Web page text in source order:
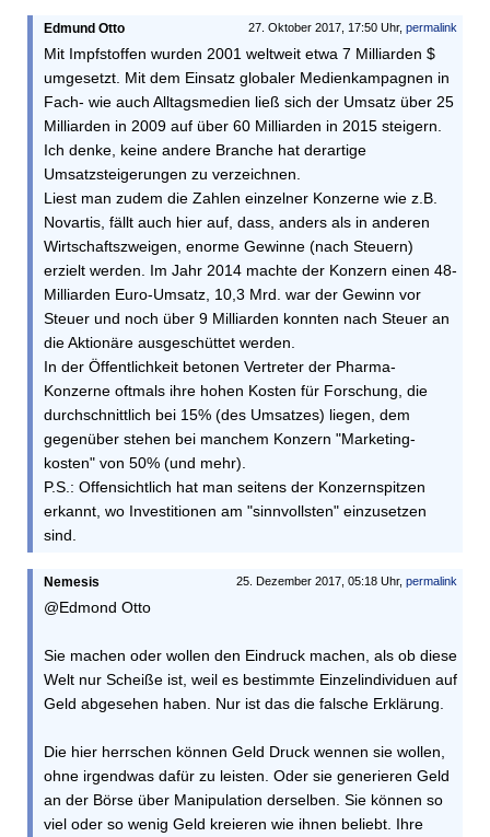
27. Oktober 2017, 17:50 Uhr, permalink
Edmund Otto
Mit Impfstoffen wurden 2001 weltweit etwa 7 Milliarden $
umgesetzt. Mit dem Einsatz globaler Medienkampagnen in
Fach- wie auch Alltagsmedien ließ sich der Umsatz über 25
Milliarden in 2009 auf über 60 Milliarden in 2015 steigern.
Ich denke, keine andere Branche hat derartige
Umsatzsteigerungen zu verzeichnen.
Liest man zudem die Zahlen einzelner Konzerne wie z.B.
Novartis, fällt auch hier auf, dass, anders als in anderen
Wirtschaftszweigen, enorme Gewinne (nach Steuern)
erzielt werden. Im Jahr 2014 machte der Konzern einen 48-
Milliarden Euro-Umsatz, 10,3 Mrd. war der Gewinn vor
Steuer und noch über 9 Milliarden konnten nach Steuer an
die Aktionäre ausgeschüttet werden.
In der Öffentlichkeit betonen Vertreter der Pharma-
Konzerne oftmals ihre hohen Kosten für Forschung, die
durchschnittlich bei 15% (des Umsatzes) liegen, dem
gegenüber stehen bei manchem Konzern "Marketing-
kosten" von 50% (und mehr).
P.S.: Offensichtlich hat man seitens der Konzernspitzen
erkannt, wo Investitionen am "sinnvollsten" einzusetzen
sind.
25. Dezember 2017, 05:18 Uhr, permalink
Nemesis
@Edmond Otto
Sie machen oder wollen den Eindruck machen, als ob diese
Welt nur Scheiße ist, weil es bestimmte Einzelindividuen auf
Geld abgesehen haben. Nur ist das die falsche Erklärung.
Die hier herrschen können Geld Druck wennen sie wollen,
ohne irgendwas dafür zu leisten. Oder sie generieren Geld
an der Börse über Manipulation derselben. Sie können so
viel oder so wenig Geld kreieren wie ihnen beliebt. Ihre